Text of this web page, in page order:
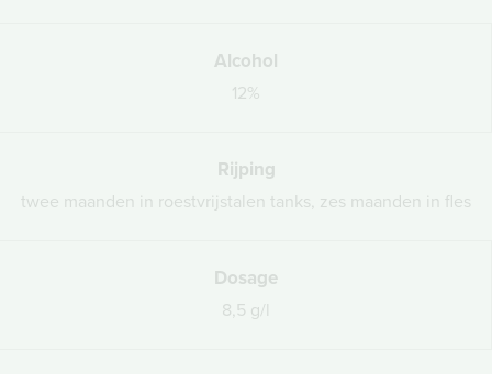
Alcohol
12%
Rijping
twee maanden in roestvrijstalen tanks, zes maanden in fles
Dosage
8,5 g/l